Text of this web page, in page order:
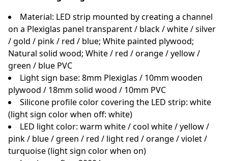
Material: LED strip mounted by creating a channel
on a Plexiglas panel transparent / black / white / silver
/ gold / pink / red / blue; White painted plywood;
Natural solid wood; White / red / orange / yellow /
green / blue PVC
Light sign base: 8mm Plexiglas / 10mm wooden
plywood / 18mm solid wood / 10mm PVC
Silicone profile color covering the LED strip: white
(light sign color when off: white)
LED light color: warm white / cool white / yellow /
pink / blue / green / red / light red / orange / violet /
turquoise (light sign color when on)